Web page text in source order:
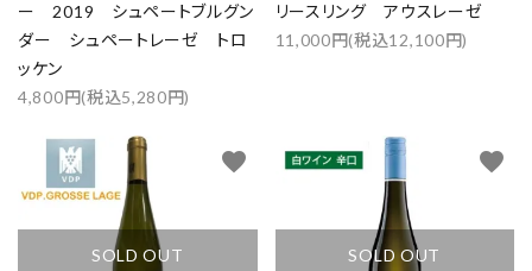
ー 2019 シュペートブルグン
ダー シュペートレーゼ トロ
ッケン
4,800円(税込5,280円)
リースリング アウスレーゼ
11,000円(税込12,100円)
SOLD OUT
favorite
SOLD OUT
favorite